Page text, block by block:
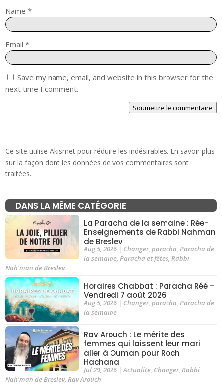
Name*
Email*
Save my name, email, and website in this browser for the
next time I comment.
Soumettre le commentaire
Ce site utilise Akismet pour réduire les indésirables. En savoir plus
sur la façon dont les données de vos commentaires sont
traitées.
DANS LA MÊME CATÉGORIE
La Paracha de la semaine : Rée-
Enseignements de Rabbi Nahman
de Breslev
Aug 5, 2026| Changer, paracha, Paracha de
la semaine, Paracha et fêtes, Rabbi
Nah'man de Breslev
Horaires Chabbat : Paracha Réé –
Vendredi 7 août 2026
Aug 5, 2026| Changer, paracha Paracha de
la semaine
Rav Arouch : Le mérite des
femmes qui laissent leur mari
aller à Ouman pour Roch
Hachana
Jul 29, 2026| Actualite, Changer, Rabbi
Nah'man de Breslev, Rav Arouch